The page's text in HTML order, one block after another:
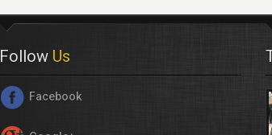
Follow Us
Facebook